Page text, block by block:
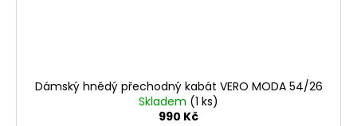
Dámský hnědý přechodný kabát VERO MODA 54/26
Skladem (1 ks)
990 Kč